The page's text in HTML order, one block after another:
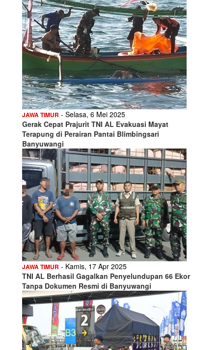
JAWA TIMUR - Selasa, 6 Mei 2025
Gerak Cepat Prajurit TNI AL Evakuasi Mayat
Terapung di Perairan Pantai Blimbingsari
Banyuwangi
JAWA TIMUR - Kamis, 17 Apr 2025
TNI AL Berhasil Gagalkan Penyelundupan 66 Ekor
Tanpa Dokumen Resmi di Banyuwangi